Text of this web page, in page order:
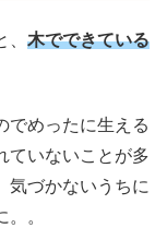
木でできている
でめったに生える
ていないことが多
気づかないうちに
。